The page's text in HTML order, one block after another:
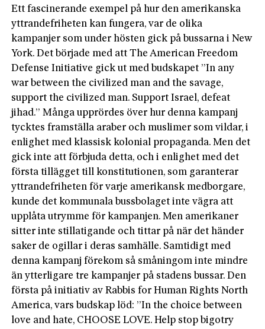
Ett fascinerande exempel på hur den amerikanska
yttrandefriheten kan fungera, var de olika
kampanjer som under hösten gick på bussarna i New
York. Det började med att The American Freedom
Defense Initiative gick ut med budskapet ”In any
war between the civilized man and the savage,
support the civilized man. Support Israel, defeat
jihad.” Många upprördes över hur denna kampanj
tycktes framställa araber och muslimer som vildar, i
enlighet med klassisk kolonial propaganda. Men det
gick inte att förbjuda detta, och i enlighet med det
första tillägget till konstitutionen, som garanterar
yttrandefriheten för varje amerikansk medborgare,
kunde det kommunala bussbolaget inte vägra att
upplåta utrymme för kampanjen. Men amerikaner
sitter inte stillatigande och tittar på när det händer
saker de ogillar i deras samhälle. Samtidigt med
denna kampanj förekom så småningom inte mindre
än ytterligare tre kampanjer på stadens bussar. Den
första på initiativ av Rabbis for Human Rights North
America, vars budskap löd: ”In the choice between
love and hate, CHOOSE LOVE. Help stop bigotry